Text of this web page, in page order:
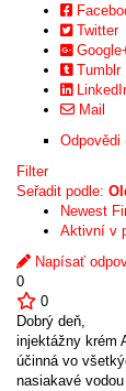
Twitter
Tumblr
Mail
Odpovědi
Filter
Seřadit podle:
Newest
Aktivní v
Napísať
0
0
Dobrý deň,
injektážny krém
účinná vo
nasiakavé